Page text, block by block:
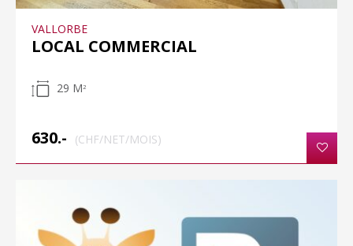
VALLORBE
LOCAL COMMERCIAL
29 M 2
630.- (CHF/NET/MOIS)